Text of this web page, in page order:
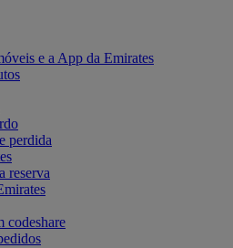
e a App da Emirates
perdida
reserva
codeshare